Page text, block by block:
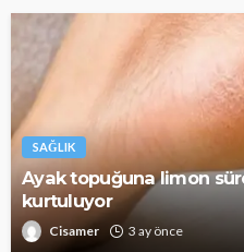
SAĞLIK
Ayak topuğuna limon
kurtuluyor
Cisamer 3 ay önce